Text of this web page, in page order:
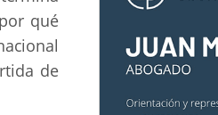
qué
de